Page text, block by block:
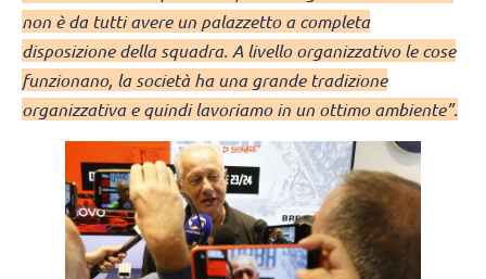
non è da tutti avere un palazzetto a completa
disposizione della squadra. A livello organizzativo le cose
funzionano, la società ha una grande tradizione
organizzativa e quindi lavoriamo in un ottimo ambiente”.